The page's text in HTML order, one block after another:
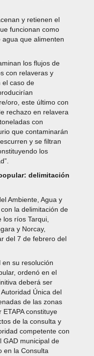
y retienen el
funcionan como
que alimenten
los flujos de
con relaveras y
el caso de
oro, este último con
rechazo en relavera
con
que contaminarán
y se filtran
los
delimitación
Ambiente, Agua y
la delimitación de
ríos Tarqui,
y Norcay,
del 7 de febrero del
en su resolución
ordenó en el
deberá ser
Única del
de las zonas
constituye
de la consulta y
competente con
GAD municipal de
en la Consulta